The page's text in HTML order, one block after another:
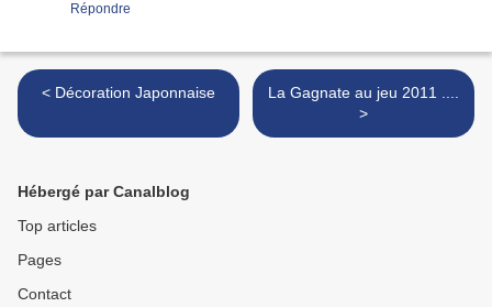
Répondre
< Décoration Japonnaise
La Gagnate au jeu 2011 ....
>
Hébergé par Canalblog
Top articles
Pages
Contact